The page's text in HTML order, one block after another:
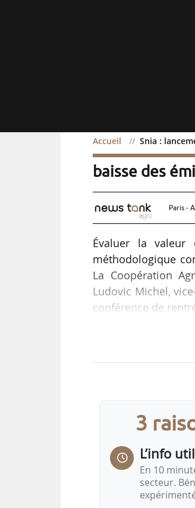
Accueil Snia :
Snia :
baisse des
Paris -
Évaluer la valeur
méthodologique
La Coopération
Ludovic Michel,
conférence de
« Ce guide prend
un guide public,
Le guide3
L’info
En 10
secteur.